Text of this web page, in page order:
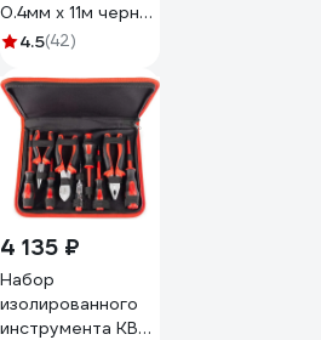
0.4мм х 11м черная
71242
4.5(42)
4 135 ₽
Набор
изолированного
инструмента КВТ